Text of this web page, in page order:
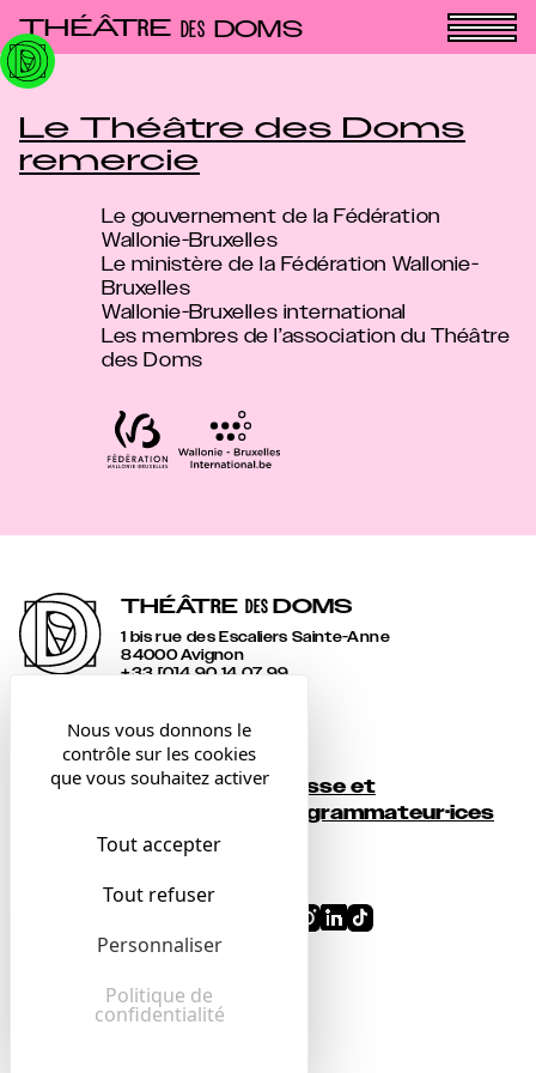
THÉÂTRE DES DOMS
Le Théâtre des Doms
remercie
Le gouvernement de la Fédération
Wallonie-Bruxelles
Le ministère de la Fédération Wallonie-
Bruxelles
Wallonie-Bruxelles international
Les membres de l’association du Théâtre
des Doms
THÉÂTRE DES DOMS
1 bis rue des Escaliers Sainte-Anne
84000 Avignon
+33 [0]4 90 14 07 99
Contact
Billetterie
Presse et
programmateur·ices
Mentions légales
Panneau de gestion des cookies
Nous vous donnons le
contrôle sur les cookies
que vous souhaitez activer
Tout accepter
Tout refuser
Personnaliser
Politique de
confidentialité